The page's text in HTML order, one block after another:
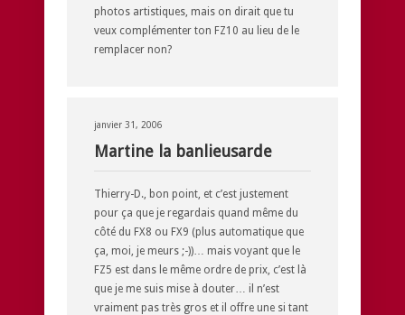
photos artistiques, mais on dirait que tu
veux complémenter ton FZ10 au lieu de le
remplacer non?
janvier 31, 2006
Martine la banlieusarde
Thierry-D., bon point, et c’est justement
pour ça que je regardais quand même du
côté du FX8 ou FX9 (plus automatique que
ça, moi, je meurs ;-))… mais voyant que le
FZ5 est dans le même ordre de prix, c’est là
que je me suis mise à douter… il n’est
vraiment pas très gros et il offre une si tant